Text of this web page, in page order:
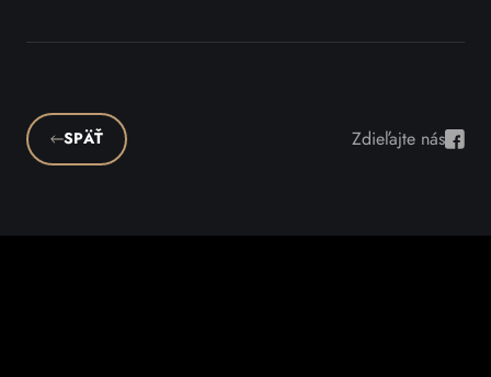
SPÄŤ Zdieľajte nás